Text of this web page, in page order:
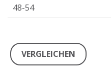
48-54
VERGLEICHEN